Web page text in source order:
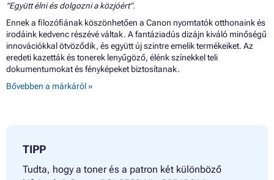
"Együtt élni és dolgozni a közjóért".
Ennek a filozófiának köszönhetően a Canon nyomtatók otthonaink és
irodáink kedvenc részévé váltak. A fantáziadús dizájn kiváló minőségű
innovációkkal ötvöződik, és együtt új szintre emelik termékeiket. Az
eredeti kazetták és tonerek lenyűgöző, élénk színekkel teli
dokumentumokat és fényképeket biztosítanak.
Bővebben a márkáról »
TIPP
Tudta, hogy a toner és a patron két különböző